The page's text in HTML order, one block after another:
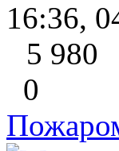
16:36,
5 980
0